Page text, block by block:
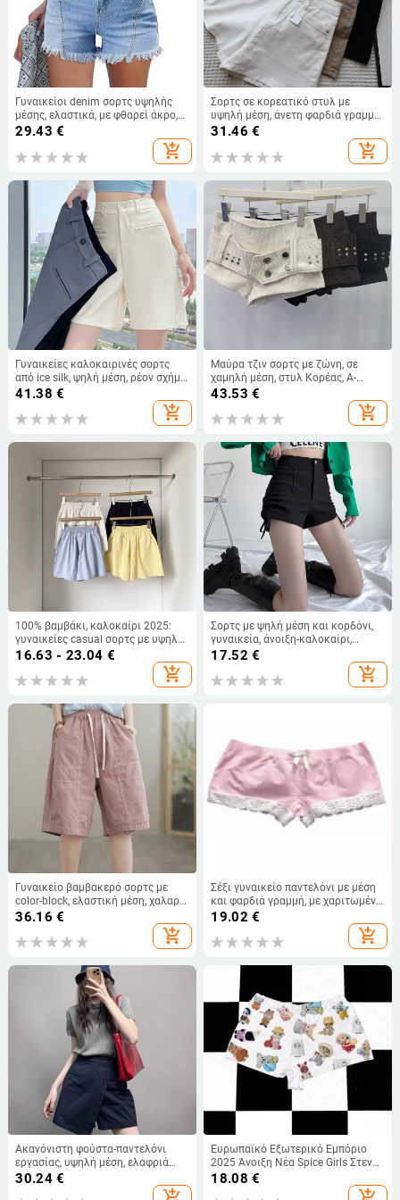
Γυναικείοι denim σορτς υψηλής
μέσης, ελαστικά, με φθαρεί άκρο,
ευρωαμερικανικό street style,
29.43 €
add_shopping_cart
Σορτς σε κορεατικό στυλ με
υψηλή μέση, άνετη φαρδιά γραμμή
Α, από βαμβάκι, καλοκαίρι 2024,
31.46 €
add_shopping_cart
Γυναικείες καλοκαιρινές σορτς
από ice silk, ψηλή μέση, ρέον σχήμα,
μήκος Capri, Α-γραμμή,
κολακευτικά, casual, σε μεγάλα
μεγέθη
41.38 €
add_shopping_cart
Μαύρα τζιν σορτς με ζώνη, σε
χαμηλή μέση, στυλ Κορέας, Α-
γραμμή boot-cut παντελόνι, για
43.53 €
add_shopping_cart
100% βαμβάκι, καλοκαίρι 2025:
γυναικείες casual σορτς με υψηλή
μέση και φαρδιά παντελόνια
16.63 - 23.04 €
add_shopping_cart
Σορτς με ψηλή μέση και κορδόνι,
γυναικεία, άνοιξη-καλοκαίρι,
οπτικά λεπταίνουν τη σιλουέτα
17.52 €
add_shopping_cart
Γυναικείο βαμβακερό σορτς με
color-block, ελαστική μέση, χαλαρή
γραμμή, καλοκαιρινό στυλ
36.16 €
add_shopping_cart
Σέξι γυναικείο παντελόνι με μέση
και φαρδιά γραμμή, με χαριτωμένο
φιόγκο, μίνι, αναπνεύσιμο,
19.02 €
add_shopping_cart
Ακανόνιστη φούστα-παντελόνι
εργασίας, υψηλή μέση, ελαφριά
καλοκαιρινή από ύφασμα, Α-
γραμμή κοντές παντελόνες για
30.24€
Ευρωπαϊκό Εξωτερικό Εμπόριο
2025 Άνοιξη Νέα Spice Girls Στενή
γραμμή Casual Γυναικεία Σορτς
Skull Gothic Μόδα Casual Σορτς
18.08 €